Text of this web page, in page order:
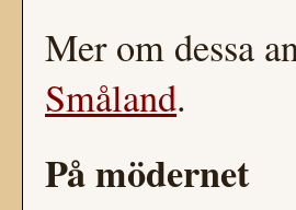
Mer om dessa
Småland.
På mödernet